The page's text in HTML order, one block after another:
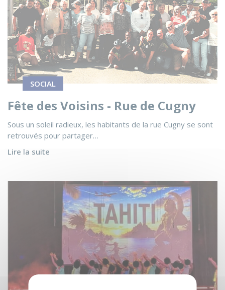
SOCIAL
Fête des Voisins - Rue de Cugny
Sous un soleil radieux, les habitants de la rue Cugny se sont
retrouvés pour partager…
Lire la suite
Voir l'actualité Un voyage autour du monde salué par